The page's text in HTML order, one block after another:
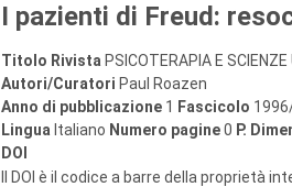
I pazienti di Freud:
Titolo Rivista PSICOTERAPIA E SCIENZE
Autori/Curatori Paul Roazen
Anno di pubblicazione 1 Fascicolo
Lingua Italiano Numero pagine0 P.
DOI
Il DOI è il codice a barre della proprietà